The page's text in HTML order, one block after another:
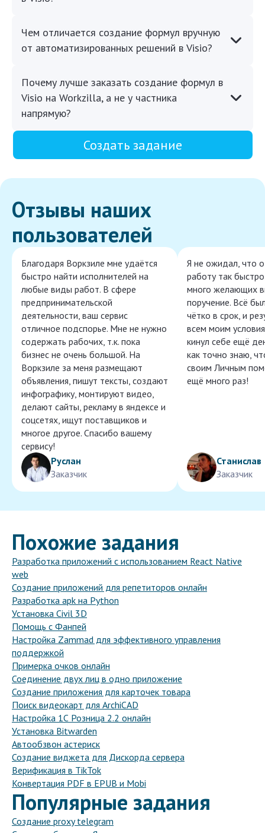
Чем отличается создание формул вручную
от автоматизированных решений в Visio?
Почему лучше заказать создание формул в
Visio на Workzilla, а не у частника
напрямую?
Создать задание
Отзывы наших
пользователей
Благодаря Воркзиле мне удаётся
быстро найти исполнителей на
любые виды работ. В сфере
предпринимательской
деятельности, ваш сервис
отличное подспорье. Мне не нужно
содержать рабочих, т.к. пока
бизнес не очень большой. На
Воркзиле за меня размещают
объявления, пишут тексты, создают
инфографику, монтируют видео,
делают сайты, рекламу в яндексе и
соцсетях, ищут поставщиков и
многое другое. Спасибо вашему
сервису!
Руслан
Заказчик
Я не ожидал, что
работу так
много желающих
поручение. Всё
чётко в срок, и
всем моим
кинул себе ещё
как точно знаю,
своим Личным
ещё много раз!
Станислав
Заказчик
Похожие задания
Разработка приложений с использованием React Native
web
Создание приложений для репетиторов онлайн
Разработка apk на Python
Установка Civil 3D
Помощь с Фанпей
Настройка Zammad для эффективного управления
поддержкой
Примерка очков онлайн
Соединение двух лиц в одно приложение
Создание приложения для карточек товара
Поиск видеокарт для ArchiCAD
Настройка 1С Розница 2.2 онлайн
Установка Bitwarden
Автообзвон астериск
Создание виджета для Дискорда сервера
Верификация в TikTok
Конвертация PDF в EPUB и Mobi
Популярные задания
Создание proxy telegram